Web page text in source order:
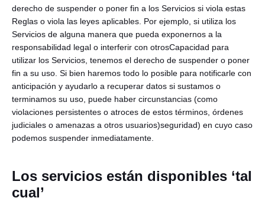
derecho de suspender o poner fin a los Servicios si viola estas
Reglas o viola las leyes aplicables. Por ejemplo, si utiliza los
Servicios de alguna manera que pueda exponernos a la
responsabilidad legal o interferir con otrosCapacidad para
utilizar los Servicios, tenemos el derecho de suspender o poner
fin a su uso. Si bien haremos todo lo posible para notificarle con
anticipación y ayudarlo a recuperar datos si sustamos o
terminamos su uso, puede haber circunstancias (como
violaciones persistentes o atroces de estos términos, órdenes
judiciales o amenazas a otros usuarios)seguridad) en cuyo caso
podemos suspender inmediatamente.
Los servicios están disponibles ‘tal
cual’